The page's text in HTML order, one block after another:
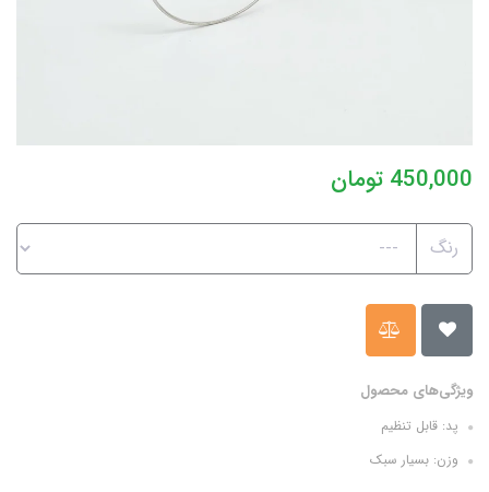
450,000 تومان
رنگ
ویژگی‌های محصول
پد: قابل تنظیم
وزن: بسیار سبک